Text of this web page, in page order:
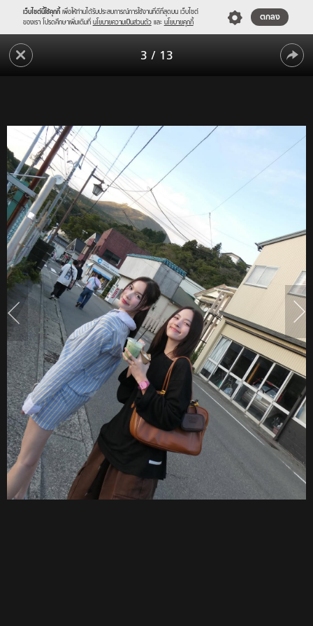
เว็บไซต์นี้ใช้คุกกี้ เพื่อให้ท่านได้รับประสบการณ์การใช้งานที่ดีที่สุดบน เว็บไซต์
ของเรา โปรดศึกษาเพิ่มเติมที่ นโยบายความเป็นส่วนตัว และ นโยบายคุกกี้
ตกลง
ไม่
ไหว
ฟาด
เดือด
ถึง
"โต
โน่"
ประโยค
เดียว
เรื่อง
เลย
"มุก
รนิษฐ์"
เดือด
ถึง
"โต
โน่"
ประโยค
เดียว
รู้
เรื่อง
เลย
3 / 13